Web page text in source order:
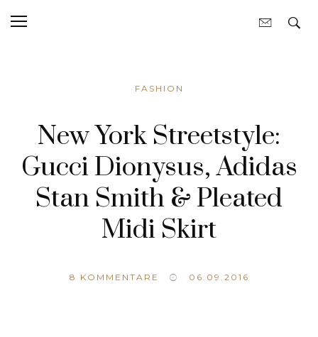
FASHION
New York Streetstyle:
Gucci Dionysus, Adidas
Stan Smith & Pleated
Midi Skirt
8 KOMMENTARE 06.09.2016